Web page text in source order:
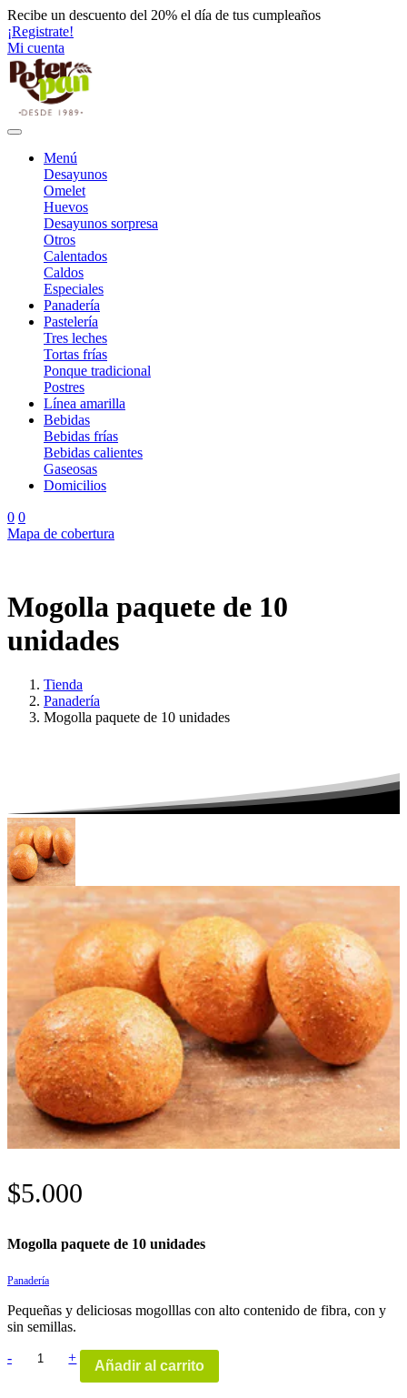
Recibe un descuento del 20% el día de tus cumpleaños
¡Registrate!
Mi cuenta
Menú
Desayunos
Omelet
Huevos
Desayunos sorpresa
Otros
Calentados
Caldos
Especiales
Panadería
Pastelería
Tres leches
Tortas frías
Ponque tradicional
Postres
Línea amarilla
Bebidas
Bebidas frías
Bebidas calientes
Gaseosas
Domicilios
0 0Buscar
Mapa de cobertura
Mogolla paquete de 10
unidades
Tienda
Panadería
Mogolla paquete de 10 unidades
$5.000
Mogolla paquete de 10 unidades
Panadería
Pequeñas y deliciosas mogolllas con alto contenido de fibra, con y
sin semillas.
Quantity
- +
Añadir al carrito